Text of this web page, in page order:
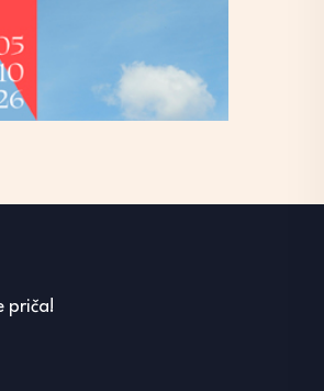
priča!